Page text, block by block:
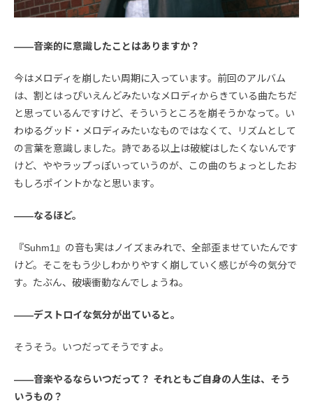
――音楽的に意識したことはありますか？
今はメロディを崩したい周期に入っています。前回のアルバム
は、割とはっぴいえんどみたいなメロディからきている曲たちだ
と思っているんですけど、そういうところを崩そうかなって。い
わゆるグッド・メロディみたいなものではなくて、リズムとして
の言葉を意識しました。詩である以上は破綻はしたくないんです
けど、ややラップっぽいっていうのが、この曲のちょっとしたお
もしろポイントかなと思います。
――なるほど。
『Suhm1』の音も実はノイズまみれで、全部歪ませていたんです
けど。そこをもう少しわかりやすく崩していく感じが今の気分で
す。たぶん、破壊衝動なんでしょうね。
――デストロイな気分が出ていると。
そうそう。いつだってそうですよ。
――音楽やるならいつだって？ それともご自身の人生は、そう
いうもの？